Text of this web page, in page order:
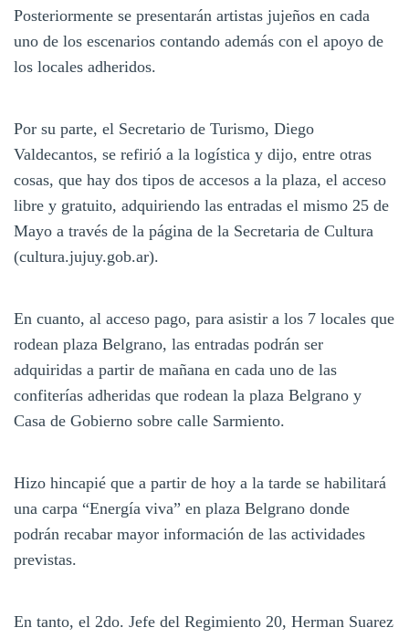
Posteriormente se presentarán artistas jujeños en cada
uno de los escenarios contando además con el apoyo de
los locales adheridos.
Por su parte, el Secretario de Turismo, Diego
Valdecantos, se refirió a la logística y dijo, entre otras
cosas, que hay dos tipos de accesos a la plaza, el acceso
libre y gratuito, adquiriendo las entradas el mismo 25 de
Mayo a través de la página de la Secretaria de Cultura
(cultura.jujuy.gob.ar).
En cuanto, al acceso pago, para asistir a los 7 locales que
rodean plaza Belgrano, las entradas podrán ser
adquiridas a partir de mañana en cada uno de las
confiterías adheridas que rodean la plaza Belgrano y
Casa de Gobierno sobre calle Sarmiento.
Hizo hincapié que a partir de hoy a la tarde se habilitará
una carpa “Energía viva” en plaza Belgrano donde
podrán recabar mayor información de las actividades
previstas.
En tanto, el 2do. Jefe del Regimiento 20, Herman Suarez